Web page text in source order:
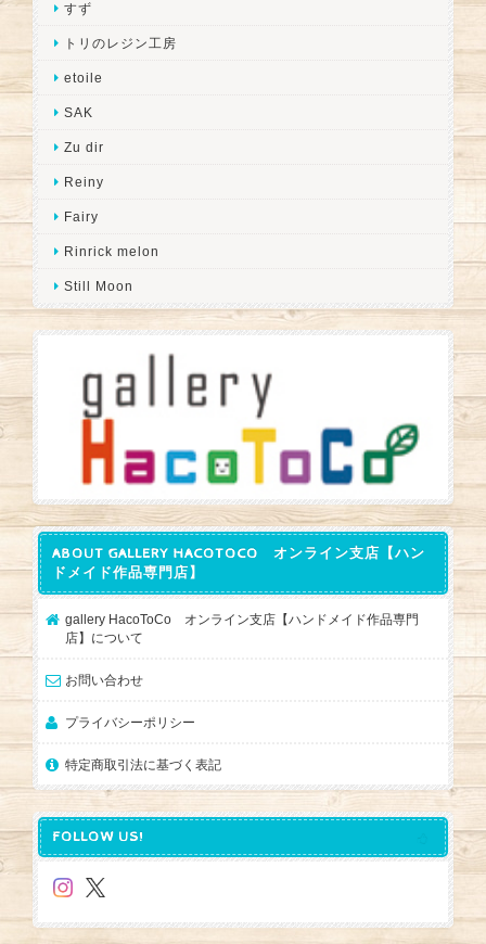
すず
トリのレジン工房
etoile
SAK
Zu dir
Reiny
Fairy
Rinrick melon
Still Moon
ABOUT GALLERY HACOTOCO オンライン支店【ハン
ドメイド作品専門店】
gallery HacoToCo オンライン支店【ハンドメイド作品専門
店】について
お問い合わせ
プライバシーポリシー
特定商取引法に基づく表記
FOLLOW US!